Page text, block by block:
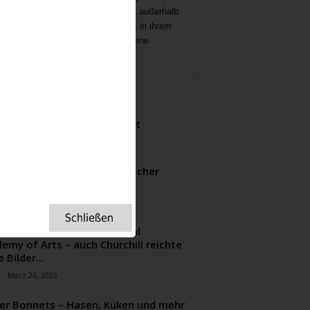
mit Menschen außerhalb
die aber Besonderes in ihrem
geleistet haben, Menschen, die eine
Pie – mein Lieblingsrezept
Simnel Kuchen – ein britischer
Summer Exhibition der Royal
of Arts – auch Churchill reichte
Bilder...
- März 26, 2023
Bonnets – Hasen, Küken und mehr